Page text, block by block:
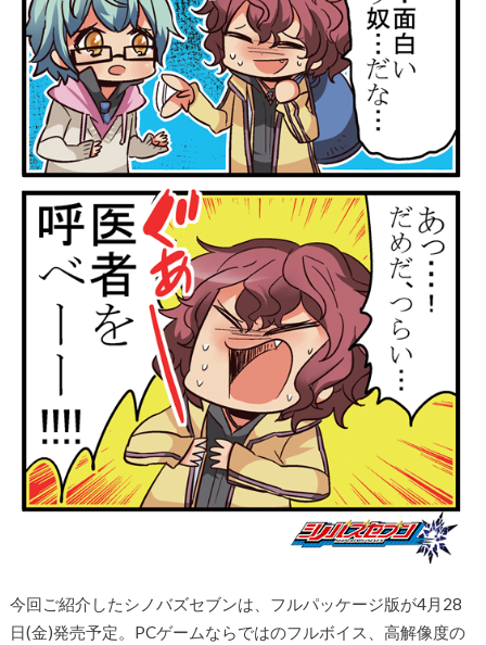
今回ご紹介したシノバズセブンは、フルパッケージ版が4月28
日(金)発売予定。PCゲームならではのフルボイス、高解像度の